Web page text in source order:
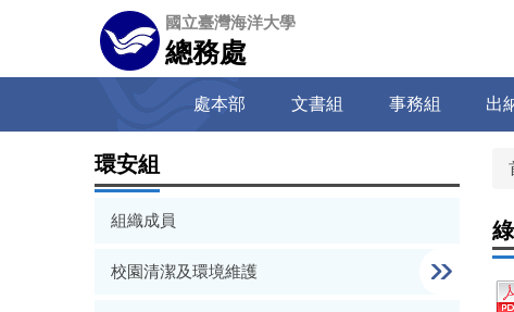
容
國立臺灣海洋大學
總務處
處本部 文書組 事務組 出
環安組
組織成員
校園清潔及環境維護